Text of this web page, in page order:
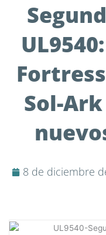
Sol-
8 de diciembre